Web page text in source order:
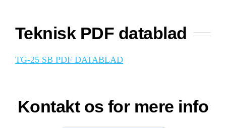
Teknisk PDF datablad
TG-25 SB PDF DATABLAD
Kontakt os for mere info